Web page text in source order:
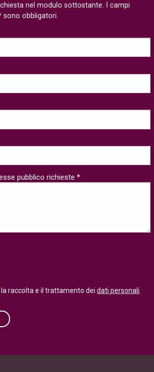
nel modulo sottostante. I campi
sono obbligatori.
pubblico richieste *
la raccolta e il trattamento deidati personali.